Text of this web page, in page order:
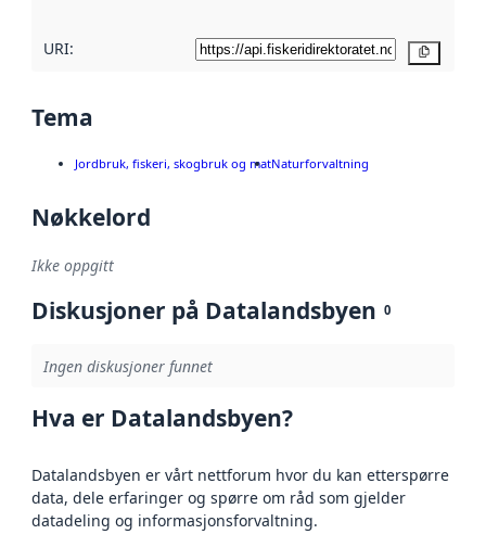
URI:
Tema
Jordbruk, fiskeri, skogbruk og matNaturforvaltning
Nøkkelord
Ikke oppgitt
Diskusjoner på Datalandsbyen 0
Ingen diskusjoner funnet
Hva er Datalandsbyen?
Datalandsbyen er vårt nettforum hvor du kan etterspørre
data, dele erfaringer og spørre om råd som gjelder
datadeling og informasjonsforvaltning.